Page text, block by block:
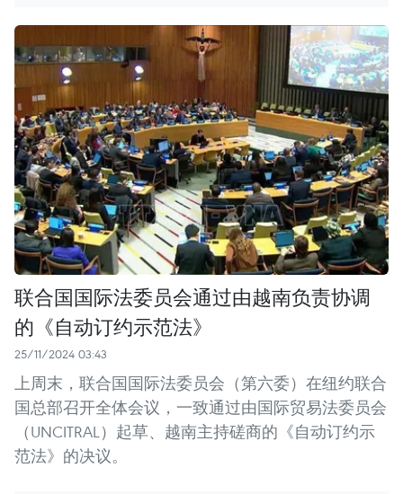
联合国国际法委员会通过由越南负责协调
的《自动订约示范法》
25/11/2024 03:43
上周末，联合国国际法委员会（第六委）在纽约联合
国总部召开全体会议，一致通过由国际贸易法委员会
（UNCITRAL）起草、越南主持磋商的《自动订约示
范法》的决议。